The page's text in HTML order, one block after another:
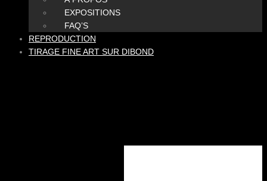
EXPOSITIONS
FAQ’S
REPRODUCTION
TIRAGE FINE ART SUR DIBOND